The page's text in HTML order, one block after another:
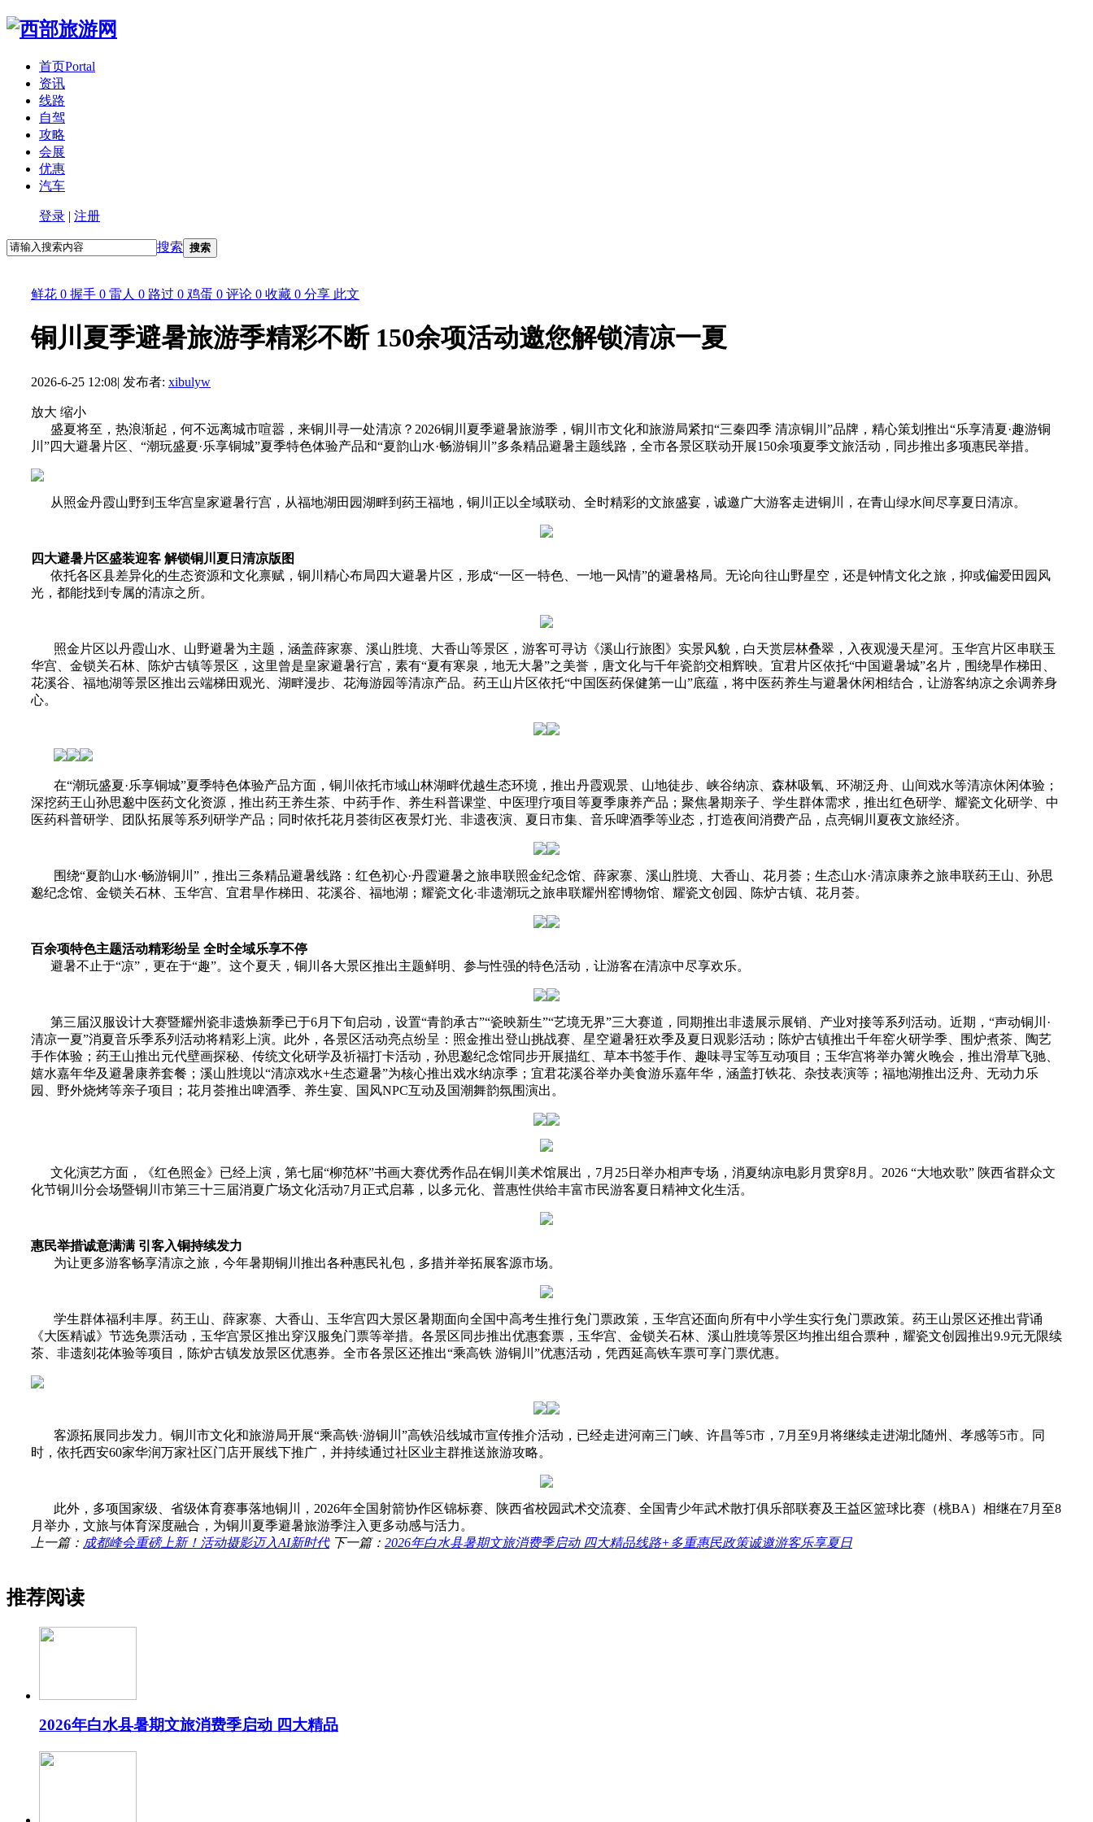
首页Portal
资讯
线路
自驾
攻略
会展
优惠
汽车
登录 | 注册
搜索 搜索
鲜花 0 握手 0 雷人 0 路过 0 鸡蛋 0 评论 0 收藏 0 分享 此文
铜川夏季避暑旅游季精彩不断 150余项活动邀您解锁清凉一夏
2026-6-25 12:08| 发布者: xibulyw
放大 缩小
盛夏将至，热浪渐起，何不远离城市喧嚣，来铜川寻一处清凉？2026铜川夏季避暑旅游季，铜川市文化和旅游局紧扣“三秦四季 清凉铜川”品牌，精心策划推出“乐享清夏·趣游铜
川”四大避暑片区、“潮玩盛夏·乐享铜城”夏季特色体验产品和“夏韵山水·畅游铜川”多条精品避暑主题线路，全市各景区联动开展150余项夏季文旅活动，同步推出多项惠民举措。
从照金丹霞山野到玉华宫皇家避暑行宫，从福地湖田园湖畔到药王福地，铜川正以全域联动、全时精彩的文旅盛宴，诚邀广大游客走进铜川，在青山绿水间尽享夏日清凉。
四大避暑片区盛装迎客 解锁铜川夏日清凉版图
依托各区县差异化的生态资源和文化禀赋，铜川精心布局四大避暑片区，形成“一区一特色、一地一风情”的避暑格局。无论向往山野星空，还是钟情文化之旅，抑或偏爱田园风
光，都能找到专属的清凉之所。
照金片区以丹霞山水、山野避暑为主题，涵盖薛家寨、溪山胜境、大香山等景区，游客可寻访《溪山行旅图》实景风貌，白天赏层林叠翠，入夜观漫天星河。玉华宫片区串联玉
华宫、金锁关石林、陈炉古镇等景区，这里曾是皇家避暑行宫，素有“夏有寒泉，地无大暑”之美誉，唐文化与千年瓷韵交相辉映。宜君片区依托“中国避暑城”名片，围绕旱作梯田、
花溪谷、福地湖等景区推出云端梯田观光、湖畔漫步、花海游园等清凉产品。药王山片区依托“中国医药保健第一山”底蕴，将中医药养生与避暑休闲相结合，让游客纳凉之余调养身
心。
在“潮玩盛夏·乐享铜城”夏季特色体验产品方面，铜川依托市域山林湖畔优越生态环境，推出丹霞观景、山地徒步、峡谷纳凉、森林吸氧、环湖泛舟、山间戏水等清凉休闲体验；
深挖药王山孙思邈中医药文化资源，推出药王养生茶、中药手作、养生科普课堂、中医理疗项目等夏季康养产品；聚焦暑期亲子、学生群体需求，推出红色研学、耀瓷文化研学、中
医药科普研学、团队拓展等系列研学产品；同时依托花月荟街区夜景灯光、非遗夜演、夏日市集、音乐啤酒季等业态，打造夜间消费产品，点亮铜川夏夜文旅经济。
围绕“夏韵山水·畅游铜川”，推出三条精品避暑线路：红色初心·丹霞避暑之旅串联照金纪念馆、薛家寨、溪山胜境、大香山、花月荟；生态山水·清凉康养之旅串联药王山、孙思
邈纪念馆、金锁关石林、玉华宫、宜君旱作梯田、花溪谷、福地湖；耀瓷文化·非遗潮玩之旅串联耀州窑博物馆、耀瓷文创园、陈炉古镇、花月荟。
百余项特色主题活动精彩纷呈 全时全域乐享不停
避暑不止于“凉”，更在于“趣”。这个夏天，铜川各大景区推出主题鲜明、参与性强的特色活动，让游客在清凉中尽享欢乐。
第三届汉服设计大赛暨耀州瓷非遗焕新季已于6月下旬启动，设置“青韵承古”“瓷映新生”“艺境无界”三大赛道，同期推出非遗展示展销、产业对接等系列活动。近期，“声动铜川·
清凉一夏”消夏音乐季系列活动将精彩上演。此外， 各景区活动亮点纷呈：照金推出登山挑战赛、星空避暑狂欢季及夏日观影活动；陈炉古镇推出千年窑火研学季、围炉煮茶、陶艺
手作体验；药王山推出元代壁画探秘、传统文化研学及祈福打卡活动，孙思邈纪念馆同步开展描红、草本书签手作、趣味寻宝等互动项目；玉华宫将举办篝火晚会，推出滑草飞驰、
嬉水嘉年华及避暑康养套餐；溪山胜境以“清凉戏水+生态避暑”为核心推出戏水纳凉季；宜君花溪谷举办美食游乐嘉年华，涵盖打铁花、杂技表演等；福地湖推出泛舟、无动力乐
园、野外烧烤等亲子项目；花月荟推出啤酒季、养生宴、国风NPC互动及国潮舞韵氛围演出。
文化演艺方面，《红色照金》已经上演，第七届“柳范杯”书画大赛优秀作品在铜川美术馆展出，7月25日举办相声专场，消夏纳凉电影月贯穿8月。2026 “大地欢歌” 陕西省群众文
化节铜川分会场暨铜川市第三十三届消夏广场文化活动7月正式启幕， 以多元化、普惠性供给丰富市民游客夏日精神文化生活。
惠民举措诚意满满 引客入铜持续发力
为让更多游客畅享清凉之旅，今年暑期铜川推出各种惠民礼包，多措并举拓展客源市场。
学生群体福利丰厚。药王山、薛家寨、大香山、玉华宫四大景区暑期面向全国中高考生推行免门票政策，玉华宫还面向所有中小学生实行免门票政策。药王山景区还推出背诵
《大医精诚》节选免票活动，玉华宫景区推出穿汉服免门票等举措。各景区同步推出优惠套票，玉华宫、金锁关石林、溪山胜境等景区均推出组合票种，耀瓷文创园推出9.9元无限续
茶、非遗刻花体验等项目，陈炉古镇发放景区优惠券。全市各景区还推出“乘高铁 游铜川”优惠活动，凭西延高铁车票可享门票优惠。
客源拓展同步发力。铜川市文化和旅游局开展“乘高铁·游铜川”高铁沿线城市宣传推介活动，已经走进河南三门峡、许昌等5市，7月至9月将继续走进湖北随州、孝感等5市。同
时，依托西安60家华润万家社区门店开展线下推广，并持续通过社区业主群推送旅游攻略。
此外，多项国家级、省级体育赛事落地铜川，2026年全国射箭协作区锦标赛、陕西省校园武术交流赛、全国青少年武术散打俱乐部联赛及王益区篮球比赛（桃BA）相继在7月至8
月举办，文旅与体育深度融合，为铜川夏季避暑旅游季注入更多动感与活力。
上一篇： 成都峰会重磅上新！活动摄影迈入AI新时代 下一篇： 2026年白水县暑期文旅消费季启动 四大精品线路+多重惠民政策诚邀游客乐享夏日
推荐阅读
2026年白水县暑期文旅消费季启动 四大精品